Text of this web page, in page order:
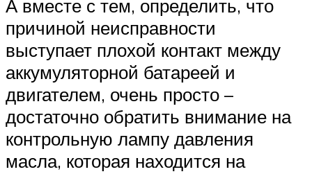
А вместе с тем, определить, что
причиной неисправности
выступает плохой контакт между
аккумуляторной батареей и
двигателем, очень просто –
достаточно обратить внимание на
контрольную лампу давления
масла, которая находится на